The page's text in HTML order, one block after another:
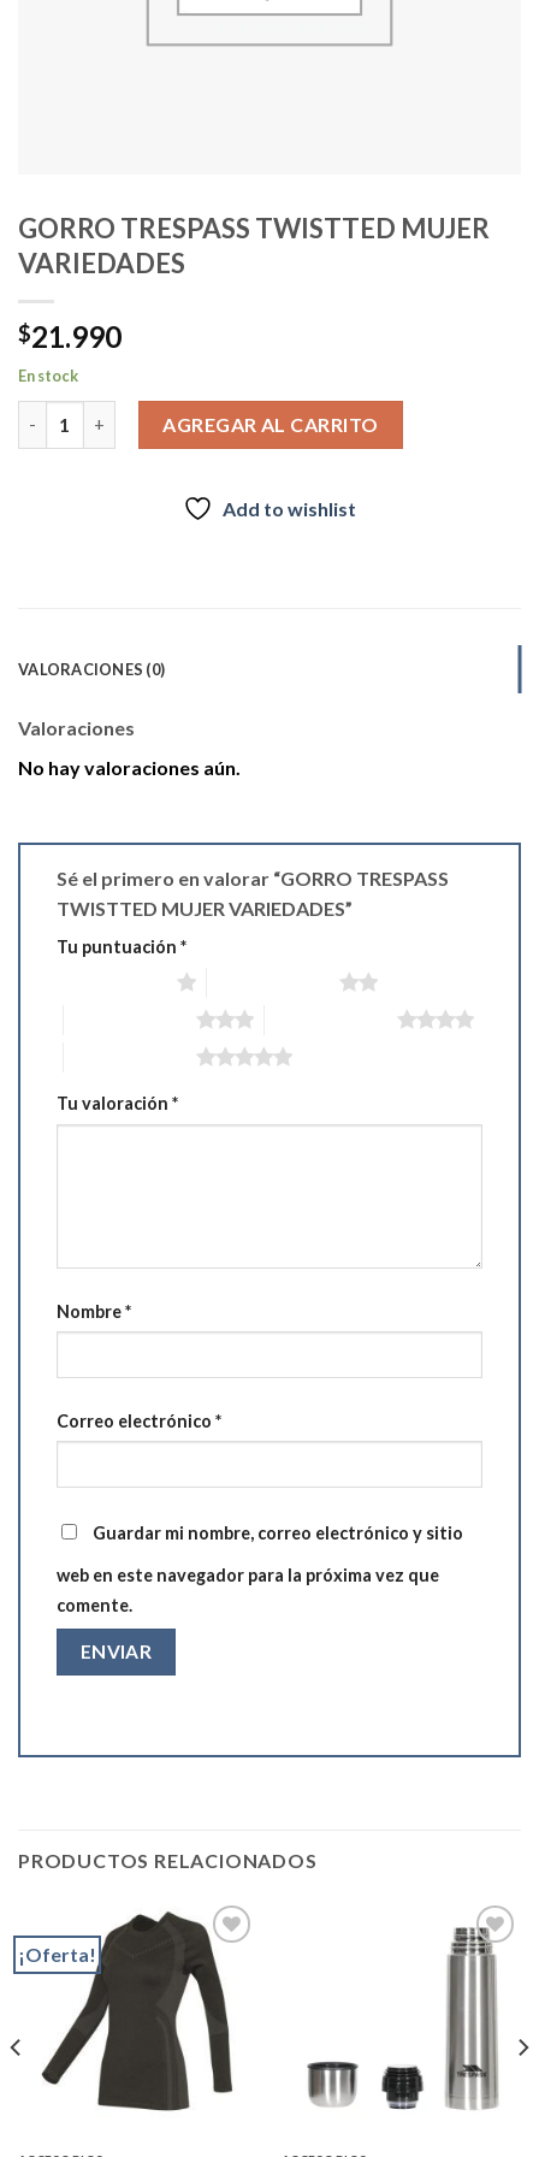
GORRO TRESPASS TWISTTED MUJER
VARIEDADES
$21.990
En stock
AGREGAR AL CARRITO
Add to wishlist
VALORACIONES (0)
Valoraciones
No hay valoraciones aún.
Sé el primero en valorar “GORRO TRESPASS
TWISTTED MUJER VARIEDADES”
Tu puntuación *
Tu valoración *
Nombre*
Correo electrónico *
Guardar mi nombre, correo electrónico y sitio
web en este navegador para la próxima vez que
comente.
PRODUCTOS RELACIONADOS
¡Oferta!
Add to
wishlist